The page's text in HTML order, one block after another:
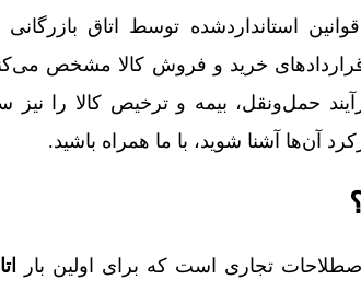
خرید و فروش کالا مشخص می‌کند.
حمل‌ونقل، بیمه و ترخیص کالا را نیز
آن‌ها آشنا شوید، با ما همراه باشید.
تجاری است که برای اولین بار